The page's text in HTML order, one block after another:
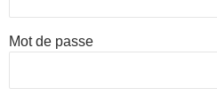
Mot de passe